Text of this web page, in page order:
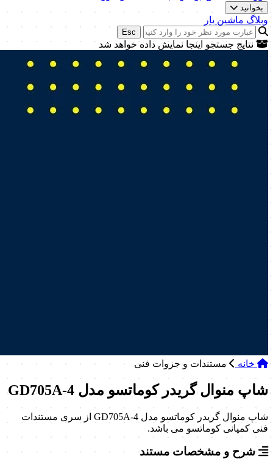
بخوانید
وبلاگ ماشین یار
Esc
نتایج جستجو اینجا نمایش داده خواهد شد
خانه مستندات و جزوات فنی
شاپ منوال گریدر کوماتسو مدل GD705A-4
شاپ منوال گریدر کوماتسو مدل GD705A-4 از سری مستندات
فنی کمپانی کوماتسو می­ باشد.
شرح و مشخصات مستند